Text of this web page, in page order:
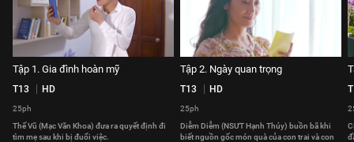
Tập 1. Gia đình hoàn mỹ
T13 HD
25ph
Thế Vũ (Mạc Văn Khoa) đưa ra quyết định đi
tìm mẹ sau khi bị đuổi việc.
Tập 2. Ngày quan trọng
T13 HD
25ph
Diễm Diễm (NSƯT Hạnh Thúy) buồn bã khi
biết nguồn gốc món quà của con trai và con